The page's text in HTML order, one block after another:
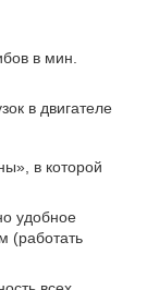
в мин.
в двигателе
в которой
удобное
(работать